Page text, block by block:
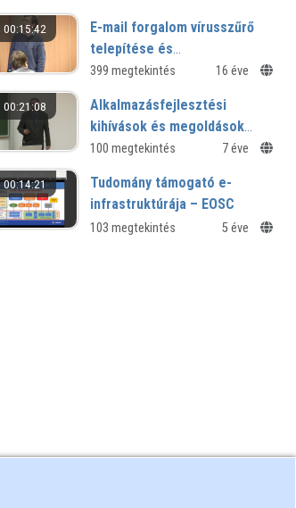
00:15:42
E-mail forgalom vírusszűrő
telepítése és
működtetésének
399 megtekintés 16 éve
00:21:08
Alkalmazásfejlesztési
kihívások és megoldások
EduID azonosítással
100 megtekintés 7 éve
00:14:21
Tudomány támogató e-
infrastruktúrája – EOSC
103 megtekintés 5 éve